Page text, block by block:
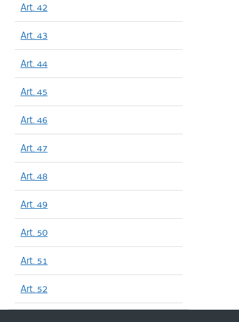
Art. 42
Art. 43
Art. 44
Art. 45
Art. 46
Art. 47
Art. 48
Art. 49
Art. 50
Art. 51
Art. 52